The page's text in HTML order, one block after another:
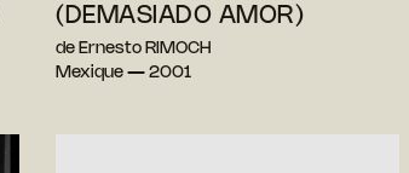
(DEMASIADO AMOR)
de Ernesto RIMOCH
Mexique — 2001